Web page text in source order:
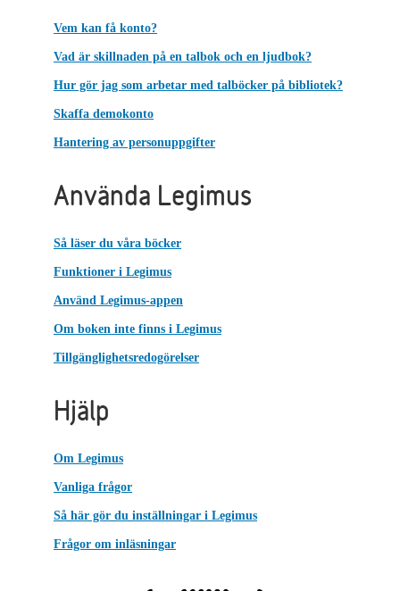
Vem kan få konto?
Vad är skillnaden på en talbok och en ljudbok?
Hur gör jag som arbetar med talböcker på bibliotek?
Skaffa demokonto
Hantering av personuppgifter
Använda Legimus
Så läser du våra böcker
Funktioner i Legimus
Använd Legimus-appen
Om boken inte finns i Legimus
Tillgänglighetsredogörelser
Hjälp
Om Legimus
Vanliga frågor
Så här gör du inställningar i Legimus
Frågor om inläsningar